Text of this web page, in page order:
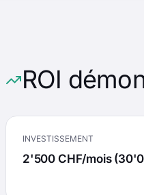
ROI
INVESTISSEMENT
2'500 CHF/mois